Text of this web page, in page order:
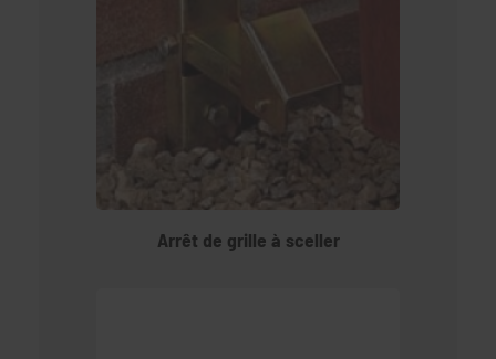
Arrêt de grille à sceller